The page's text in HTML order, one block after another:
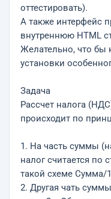
оттестировать).
А также интерфейс
внутреннюю HTML
Желательно, что бы
установки
Задача
Рассчет налога
происходит по
1. На часть суммы
налог считается по
такой схеме Сумма/
2. Другая чать